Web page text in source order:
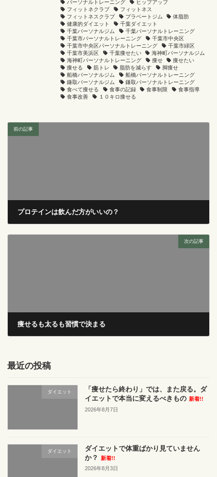
パーソナルトレーニング
ヒップアップ
フィットネクラブ
フィットネス
フィットネスクラブ
プラベートジム
体脂肪
健康的ダイエット
千葉ダイエット
千葉パーソナルジム
千葉パーソナルトレーニング
千葉市パーソナルトレーニング
千葉市中央区
千葉市中央区パーソナルトレーニング
千葉市緑区
千葉市美浜区
千葉痩せたい
海神町パーソナルジム
海神町パーソナルトレーニング
痩せ
痩せたい
痩せる
筋トレ 脂肪を減らす
脚痩せ
船橋パーソナルジム
船橋パーソナルトレーニング
鎌取パーソナルジム
鎌取パーソナルトレーニング
食べて痩せる
食事の記録 食事制限
食事指導
食事改善
１０キロ痩せる
前の記事
プロテインは飲んだ方がいいの？
次の記事
痩せるも太るも習慣で決まる
最近の投稿
ダイエット
「痩せたら終わり」では、また戻る。ダ
イエットで本当に変えるべきもの 新着!!
2026年8月7日
ダイエット
ダイエットで体重ばかり見ていません
か？
新着!!
2026年8月3日